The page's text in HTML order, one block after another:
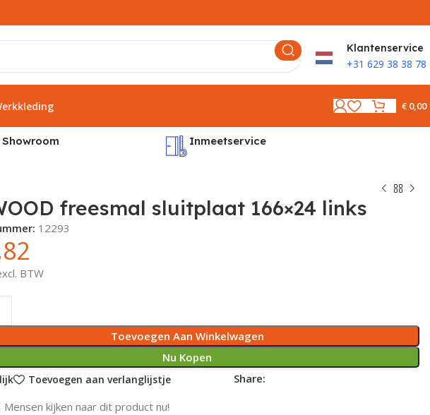
Klantenservice
+31 629 38 38 78
€0,00
Showroom Inmeetservice
freesmal sluitplaat 166×24 links
12293
BTW
Toevoegen Aan Winkelwagen
Nu Kopen
Toevoegen aan verlanglijstje Share:
Mensen kijken naar dit product nu!